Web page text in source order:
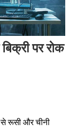
पर रोक
से रूसी और चीनी